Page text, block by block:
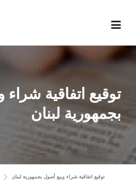
توقيع اتفاقية
بجمهورية لبنان
توقيع اتفاقية شراء وبيع أصول بجمهورية لبنان